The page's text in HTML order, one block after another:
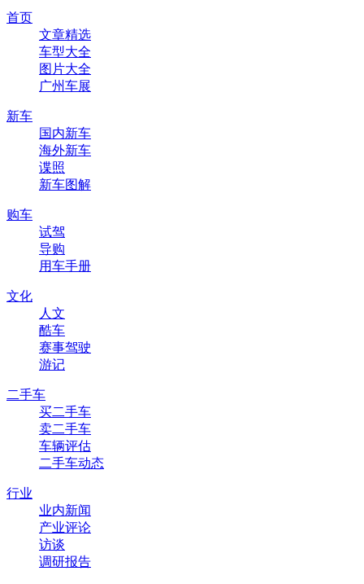
首页
文章精选
车型大全
图片大全
广州车展
新车
国内新车
海外新车
谍照
新车图解
购车
试驾
导购
用车手册
文化
人文
酷车
赛事驾驶
游记
二手车
买二手车
卖二手车
车辆评估
二手车动态
行业
业内新闻
产业评论
访谈
调研报告